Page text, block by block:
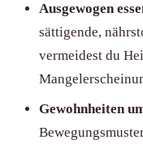
Ausgewogen
sättigende,
vermeidest du
Gewohnheiten